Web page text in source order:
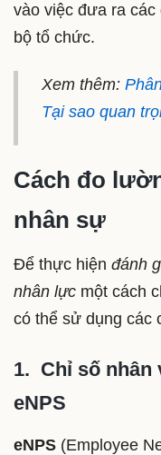
vào việc đưa ra các
bộ tổ chức.
Xem thêm:
Tại sao quan
Cách đo
nhân sự
Để thực hiện đánh
nhân lực một cách
có thể sử dụng các
1. Chỉ số nhân
eNPS
eNPS (Employee